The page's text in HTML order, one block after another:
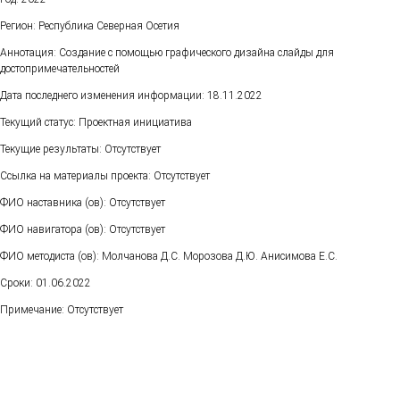
Регион: Республика Северная Осетия
Аннотация: Создание с помощью графического дизайна слайды для
достопримечательностей
Дата последнего изменения информации: 18.11.2022
Текущий статус: Проектная инициатива
Текущие результаты: Отсутствует
Ссылка на материалы проекта: Отсутствует
ФИО наставника (ов): Отсутствует
ФИО навигатора (ов): Отсутствует
ФИО методиста (ов): Молчанова Д.С. Морозова Д.Ю. Анисимова Е.С.
Сроки: 01.06.2022
Примечание: Отсутствует